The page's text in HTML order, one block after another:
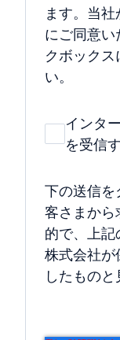
ます。当
にご同意い
クボックス
い。
インタ
を受信
下の送信を
客さまから
的で、上記
株式会社が
したものと